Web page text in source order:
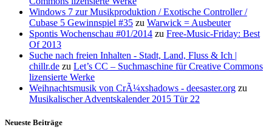
Windows 7 zur Musikproduktion / Exotische Controller /
Cubase 5 Gewinnspiel #35 zu Warwick = Ausbeuter
Spontis Wochenschau #01/2014 zu Free-Music-Friday: Best
Of 2013
Suche nach freien Inhalten - Stadt, Land, Fluss & Ich |
chillr.de zu Let’s CC – Suchmaschine für Creative Commons
lizensierte Werke
Weihnachtsmusik von CrÃ¼xshadows - deesaster.org zu
Musikalischer Adventskalender 2015 Tür 22
Neueste Beiträge